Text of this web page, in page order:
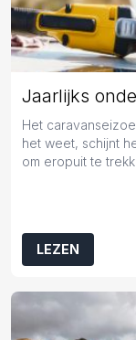
Het
het weet, schijnt
om eropuit te
LEZEN